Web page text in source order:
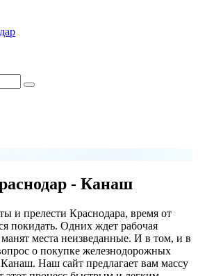
- Канаш
и прелести Краснодара, время от
покидать. Одних ждет рабочая
места неизведанные. И в том, и в
о покупке железнодорожных
Наш сайт предлагает вам массу